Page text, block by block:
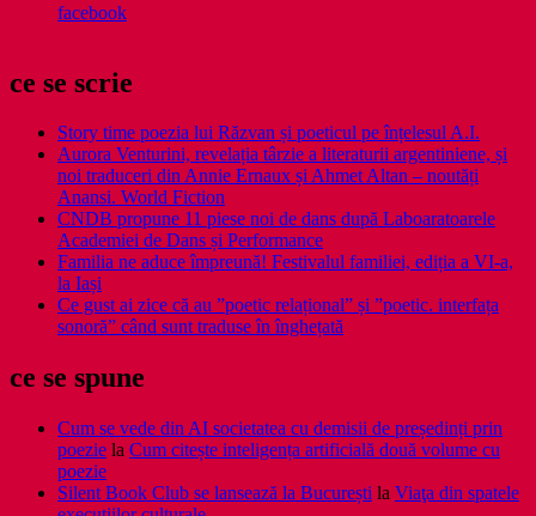
facebook
ce se scrie
Story time poezia lui Răzvan și poeticul pe înțelesul A.I.
Aurora Venturini, revelația târzie a literaturii argentiniene, și
noi traduceri din Annie Ernaux și Ahmet Altan – noutăți
Anansi. World Fiction
CNDB propune 11 piese noi de dans după Laboaratoarele
Academiei de Dans și Performance
Familia ne aduce împreună! Festivalul familiei, ediția a VI-a,
la Iași
Ce gust ai zice că au ”poetic relațional” și ”poetic. interfața
sonoră” când sunt traduse în înghețată
ce se spune
Cum se vede din AI societatea cu demisii de președinți prin
poezie la Cum citește inteligența artificială două volume cu
poezie
Silent Book Club se lansează la București la Viaţa din spatele